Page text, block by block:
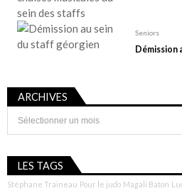
Seniors
Démission
ARCHIVES
Archives
LES TAGS
Stéphane Traineau Pour le judo Magali Baton